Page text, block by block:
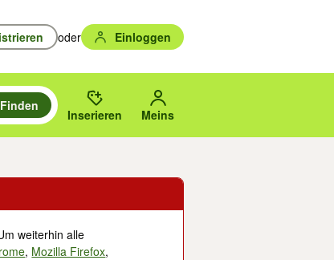
oder Einloggen
und mit Eingabetaste auswählen.
suchen, oder Vorschläge mit den Pfeiltasten nach oben/
Orts oder PLZ.
Finden
Inserieren Meins
weiterhin alle
, Mozilla Firefox,